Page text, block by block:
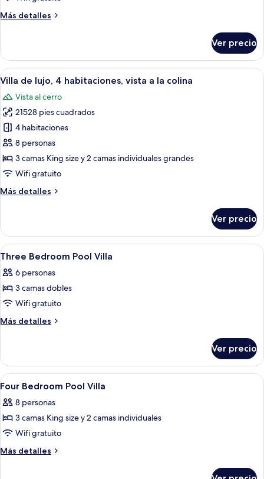
habitaciones,
la
colina
Más detalles
Más
de
lujo,
3
habitaciones,
vista
a
la
colina
Ver precio
Abrir
todas
las
fotos
de
Villa
de
lujo,
habitaciones,
la
colina
Una terraza de madera con
24
Villa de lujo, 4 habitaciones, vista a la colina
Vista al cerro
21528 pies cuadrados
4 habitaciones
8 personas
3 camas King size y 2 camas individuales grandes
Wifi gratuito
Más detalles
Más
de
lujo,
4
vista
a
colina
Ver precio
Abrir
todas
las
fotos
de
Three
Villa
Ropa de cama de alta calidad y caja
11
Three Bedroom Pool Villa
6 personas
3 camas dobles
Wifi gratuito
Más detalles
Más
Bedroom
Pool
Villa
Ver precio
Abrir
todas
las
fotos
de
Four
Ropa de cama de alta calidad y caja
7
Four Bedroom Pool Villa
8 personas
3 camas King size y 2 camas individuales
Wifi gratuito
Más detalles
Más